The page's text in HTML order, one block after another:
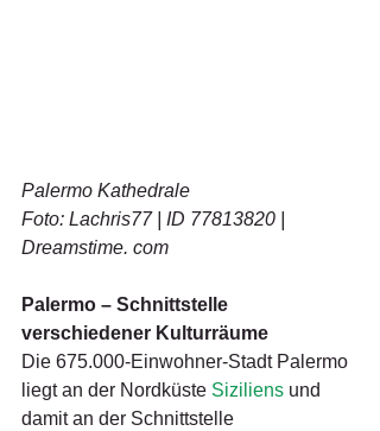
Palermo Kathedrale
Foto: Lachris77 | ID 77813820 |
Dreamstime. com
Palermo – Schnittstelle
verschiedener Kulturräume
Die 675.000-Einwohner-Stadt Palermo
liegt an der Nordküste Siziliens und
damit an der Schnittstelle